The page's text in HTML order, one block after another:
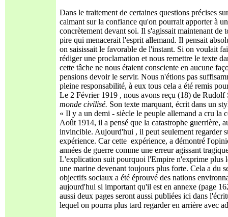
Dans le traitement de certaines questions précises
calmant sur la confiance qu'on pourrait apporter à
concrètement devant soi. Il s'agissait maintenant
pire qui menacerait l'esprit allemand. Il pensait
on saisissait le favorable de l'instant. Si on voulait
rédiger une proclamation et nous remettre le texte
cette tâche ne nous étaient consciente en aucune
pensions devoir le servir. Nous n'étions pas
pleine responsabilité, à eux tous cela a été remis
Le 2 Février 1919 , nous avons reçu (18) de
monde civilisé. Son texte marquant, écrit dans un
« Il y a un demi - siècle le peuple allemand a cru la
Août 1914, il a pensé que la catastrophe guerrière,
invincible. Aujourd'hui , il peut seulement regarder
expérience. Car cette expérience, a démontré
années de guerre comme une erreur agissant
L'explication suit pourquoi l'Empire n'exprime plus
une marine devenant toujours plus forte. Cela a du
objectifs sociaux a été éprouvé des nations
aujourd'hui si important qu'il est en annexe (page
aussi deux pages seront aussi publiées ici dans
lequel on pourra plus tard regarder en arrière avec